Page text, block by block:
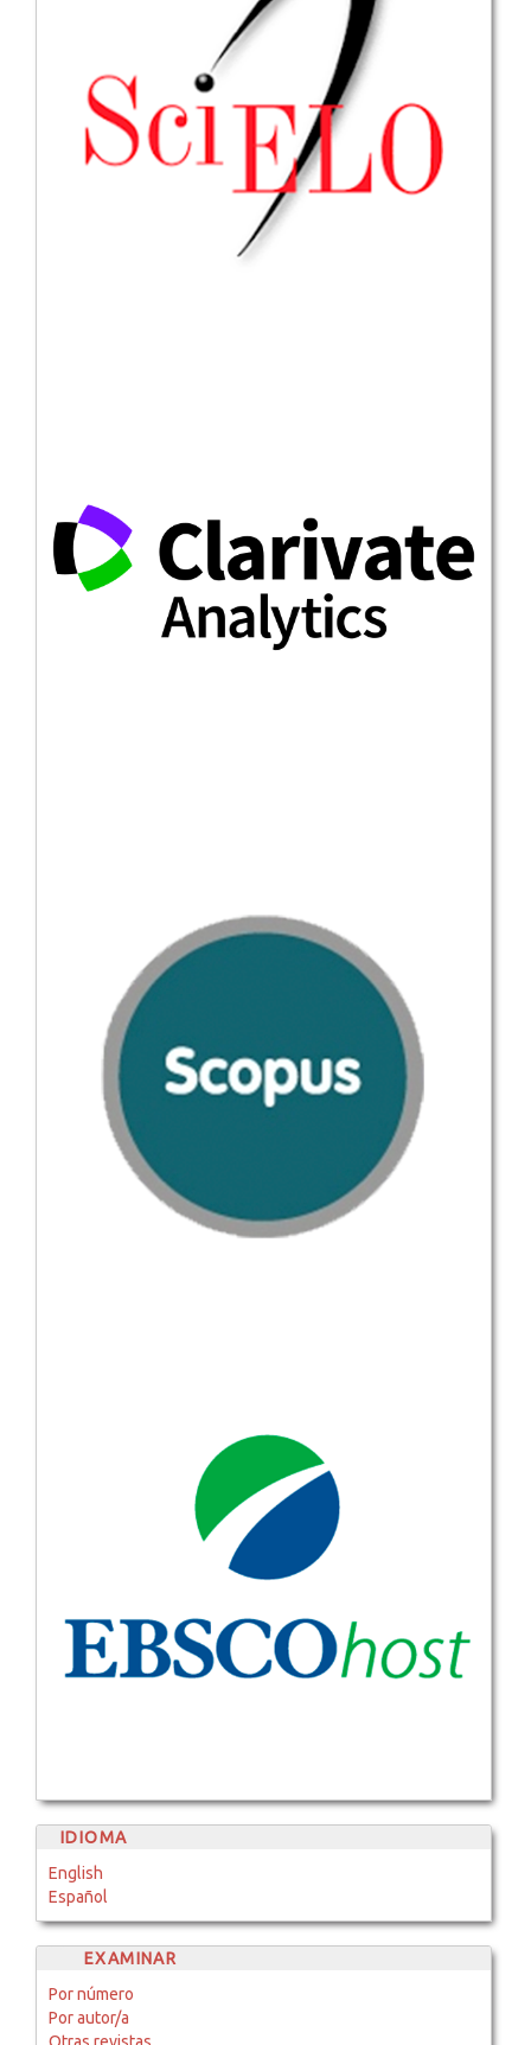
IDIOMA
English
Español
EXAMINAR
Por número
Por autor/a